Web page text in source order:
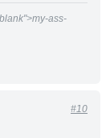
ass-
#10